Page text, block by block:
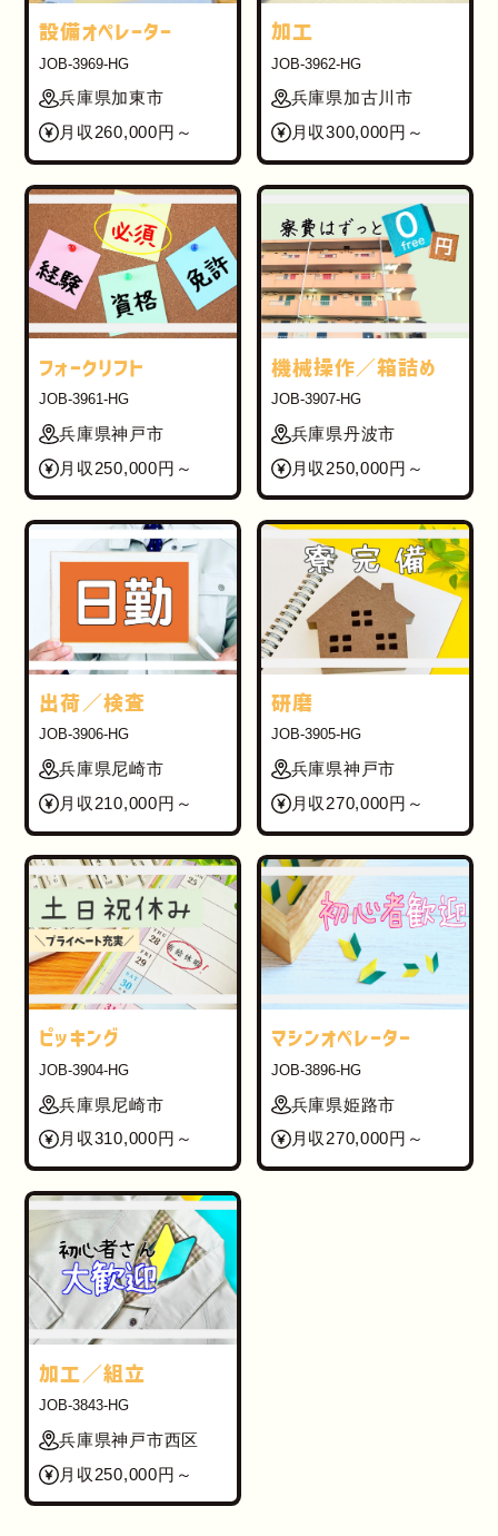
設備オペレーター
JOB-3969-HG
兵庫県加東市
月収260,000円～
加工
JOB-3962-HG
兵庫県加古川市
月収300,000円～
フォークリフト
JOB-3961-HG
兵庫県神戸市
月収250,000円～
機械操作／箱詰め
JOB-3907-HG
兵庫県丹波市
月収250,000円～
出荷／検査
JOB-3906-HG
兵庫県尼崎市
月収210,000円～
研磨
JOB-3905-HG
兵庫県神戸市
月収270,000円～
ピッキング
JOB-3904-HG
兵庫県尼崎市
月収310,000円～
マシンオペレーター
JOB-3896-HG
兵庫県姫路市
月収270,000円～
加工／組立
JOB-3843-HG
兵庫県神戸市西区
月収250,000円～